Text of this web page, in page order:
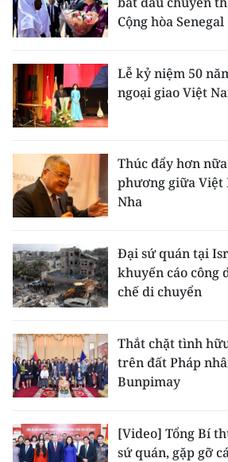
CHUYÊN ĐỀ
CÁC CHUYÊN TRANG
VỀ BÁO NHÂN DÂN
THỜI NAY
NHÂN DÂN CUỐI TUẦN
MUA BÁO
ENGLISH
FRANÇAIS
Cộng hòa Senegal
Lễ kỷ niệm 50
ngoại giao Việt
Thúc đẩy hơn
phương giữa Việt
Nha
Đại sứ quán tại
khuyến cáo công
chế di chuyển
Thắt chặt tình
trên đất Pháp
Bunpimay
[Video] Tổng Bí
sứ quán, gặp gỡ